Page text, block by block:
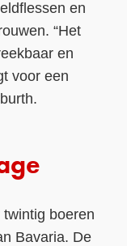
en
“Het
en
voor een
boeren
Bavaria. De